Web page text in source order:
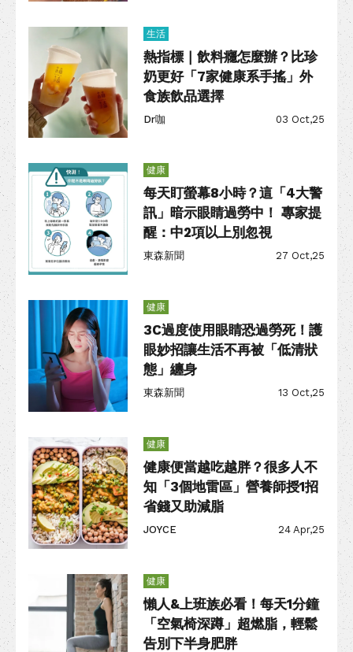
生活
熱指標｜飲料癮怎麼辦？比珍
奶更好「7家健康系手搖」外
食族飲品選擇
Dr咖 03 Oct,25
健康
每天盯螢幕8小時？這「4大警
訊」暗示眼睛過勞中！ 專家提
醒：中2項以上別忽視
東森新聞 27 Oct,25
健康
3C過度使用眼睛恐過勞死！護
眼妙招讓生活不再被「低清狀
態」纏身
東森新聞 13 Oct,25
健康
健康便當越吃越胖？很多人不
知「3個地雷區」營養師授1招
省錢又助減脂
JOYCE 24 Apr,25
健康
懶人&上班族必看！每天1分鐘
「空氣椅深蹲」超燃脂，輕鬆
告別下半身肥胖